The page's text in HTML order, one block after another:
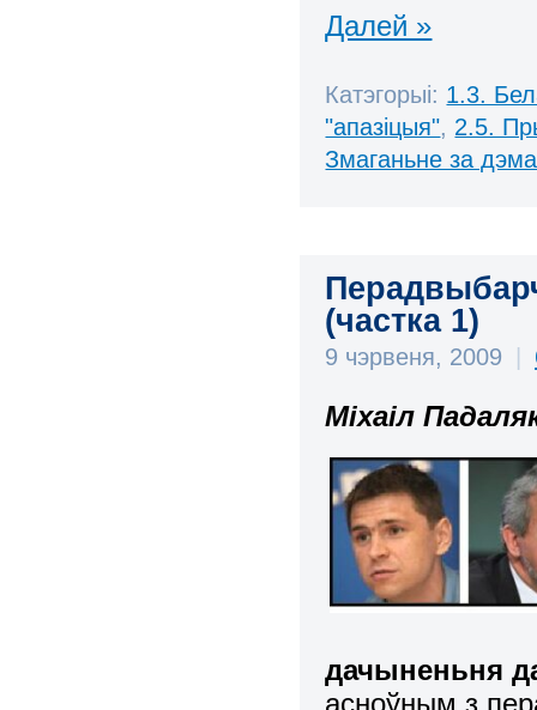
Далей »
Катэгорыі: 1.3.
"апазіцыя", 2.5.
Змаганьне за
(частка 1)
9 чэрвеня, 2009
Міхаіл
дачыненьня